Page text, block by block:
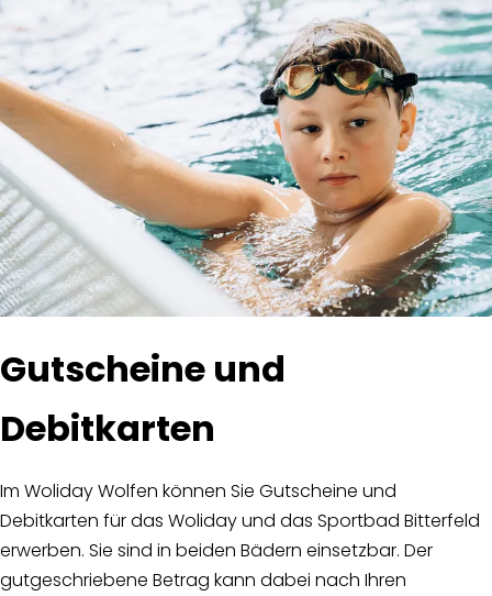
Gutscheine und
Debitkarten
Im Woliday Wolfen können Sie Gutscheine und
Debitkarten für das Woliday und das Sportbad Bitterfeld
erwerben. Sie sind in beiden Bädern einsetzbar. Der
gutgeschriebene Betrag kann dabei nach Ihren